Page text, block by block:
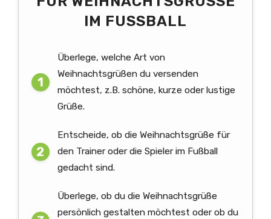
M FUSSBALL
Überlege, welche Art von
Weihnachtsgrüßen du versenden
möchtest, z.B. schöne, kurze oder lustige
Grüße.
Entscheide, ob die Weihnachtsgrüße für
den Trainer oder die Spieler im Fußball
gedacht sind.
Überlege, ob du die Weihnachtsgrüße
persönlich gestalten möchtest oder ob du